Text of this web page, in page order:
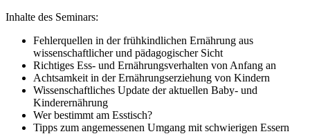
Inhalte des Seminars:
Fehlerquellen in der frühkindlichen Ernährung aus
wissenschaftlicher und pädagogischer Sicht
Richtiges Ess- und Ernährungsverhalten von Anfang an
Achtsamkeit in der Ernährungserziehung von Kindern
Wissenschaftliches Update der aktuellen Baby- und
Kinderernährung
Wer bestimmt am Esstisch?
Tipps zum angemessenen Umgang mit schwierigen Essern